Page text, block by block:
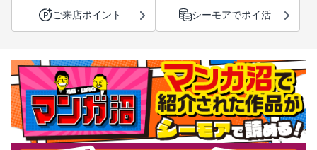
ご来店ポイント シーモアでポイ活